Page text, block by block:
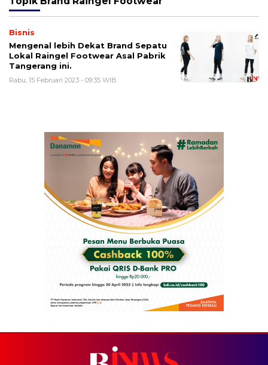
Bisnis
Mengenal lebih Dekat Brand Sepatu
Lokal Raingel Footwear Asal Pabrik
Tangerang ini.
Rabu, 15 Februari 2023 - 09:35 WIB